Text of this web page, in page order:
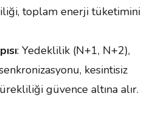
toplam enerji tüketimini
: Yedeklilik (N+1, N+2),
kesintisiz
güvence altına alır.